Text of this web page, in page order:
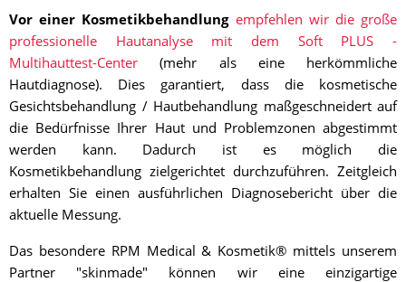
Vor einer Kosmetikbehandlung empfehlen wir die große
professionelle Hautanalyse mit dem Soft PLUS -
Multihauttest-Center (mehr als eine herkömmliche
Hautdiagnose). Dies garantiert, dass die kosmetische
Gesichtsbehandlung / Hautbehandlung maßgeschneidert auf
die Bedürfnisse Ihrer Haut und Problemzonen abgestimmt
werden kann. Dadurch ist es möglich die
Kosmetikbehandlung zielgerichtet durchzuführen. Zeitgleich
erhalten Sie einen ausführlichen Diagnosebericht über die
aktuelle Messung.
Das besondere RPM Medical & Kosmetik® mittels unserem
Partner "skinmade" können wir eine einzigartige